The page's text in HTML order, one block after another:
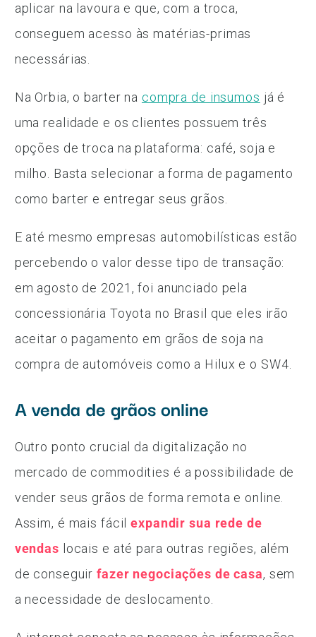
aplicar na lavoura e que, com a troca,
conseguem acesso às matérias-primas
necessárias.
Na Orbia, o barter na compra de insumos já é
uma realidade e os clientes possuem três
opções de troca na plataforma: café, soja e
milho. Basta selecionar a forma de pagamento
como barter e entregar seus grãos.
E até mesmo empresas automobilísticas estão
percebendo o valor desse tipo de transação:
em agosto de 2021, foi anunciado pela
concessionária Toyota no Brasil que eles irão
aceitar o pagamento em grãos de soja na
compra de automóveis como a Hilux e o SW4.
A venda de grãos online
Outro ponto crucial da digitalização no
mercado de commodities é a possibilidade de
vender seus grãos de forma remota e online.
Assim, é mais fácilexpandir sua rede de
vendas locais e até para outras regiões, além
de conseguirfazer negociações de casa, sem
a necessidade de deslocamento.